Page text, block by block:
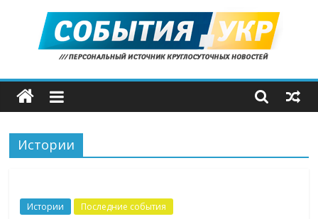
content
События.укр
—
важные
новости
Истории
Истории Последние события